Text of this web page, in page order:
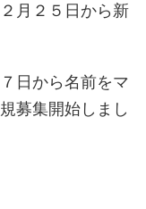
月２５日から新
日から名前をマ
募集開始しまし